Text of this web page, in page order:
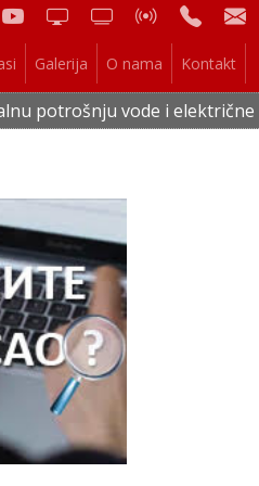
Galerija O nama Kontakt
vode i električne